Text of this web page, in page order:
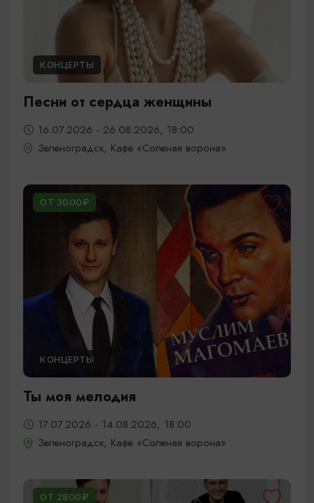
КОНЦЕРТЫ
Песни от сердца женщины
16.07.2026 - 26.08.2026, 18:00
Зеленоградск, Кафе «Соленая ворона»
ОТ 3000₽
КОНЦЕРТЫ
Ты моя мелодия
17.07.2026 - 14.08.2026, 18:00
Зеленоградск, Кафе «Соленая ворона»
ОТ 2800₽